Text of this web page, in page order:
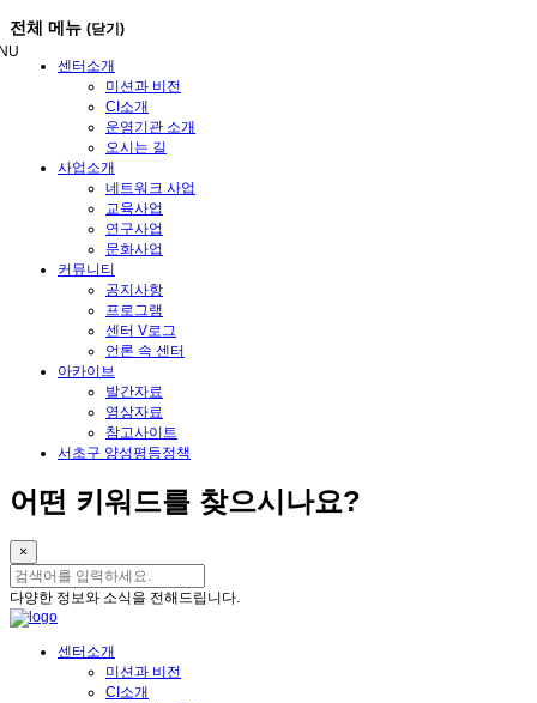
메
뉴
전체 메뉴 (닫기)
센터소개
미션과 비전
CI소개
운영기관 소개
오시는 길
사업소개
네트워크 사업
교육사업
연구사업
문화사업
커뮤니티
공지사항
프로그램
센터 V로그
언론 속 센터
아카이브
발간자료
영상자료
참고사이트
서초구 양성평등정책
어떤 키워드를 찾으시나요?
×
다양한 정보와 소식을 전해드립니다.
센터소개
미션과 비전
CI소개